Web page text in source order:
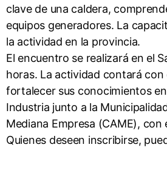
clave de una caldera,
equipos generadores. La
la actividad en la provincia.
El encuentro se realizará en el
horas. La actividad contará
fortalecer sus conocimientos
Industria junto a la
Mediana Empresa (CAME),
Quienes deseen inscribirse,